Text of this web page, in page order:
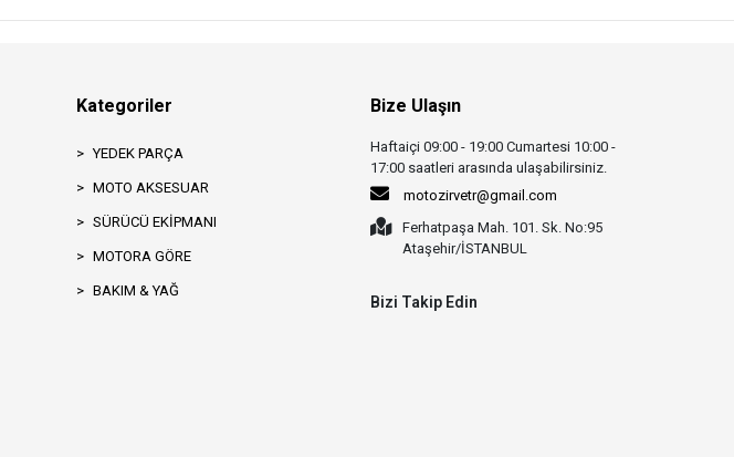
Kategoriler
YEDEK PARÇA
MOTO AKSESUAR
SÜRÜCÜ EKİPMANI
MOTORA GÖRE
BAKIM & YAĞ
Bize Ulaşın
Haftaiçi 09:00 - 19:00 Cumartesi 10:00 -
17:00 saatleri arasında ulaşabilirsiniz.
motozirvetr@gmail.com
Ferhatpaşa Mah. 101. Sk. No:95
Ataşehir/İSTANBUL
Bizi Takip Edin